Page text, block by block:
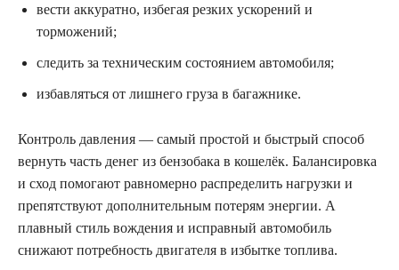
вести аккуратно, избегая резких ускорений и
торможений;
следить за техническим состоянием автомобиля;
избавляться от лишнего груза в багажнике.
Контроль давления — самый простой и быстрый способ
вернуть часть денег из бензобака в кошелёк. Балансировка
и сход помогают равномерно распределить нагрузки и
препятствуют дополнительным потерям энергии. А
плавный стиль вождения и исправный автомобиль
снижают потребность двигателя в избытке топлива.